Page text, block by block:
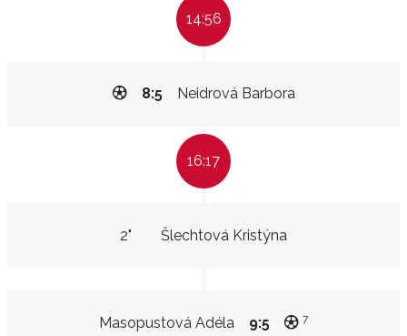
14:56
Neidrová Barbora
8:5
16:17
Šlechtová Kristýna
2"
Masopustová Adéla 9:5 7